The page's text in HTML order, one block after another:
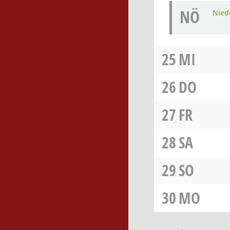
NÖ
25MI
26DO
27FR
28SA
29SO
30MO